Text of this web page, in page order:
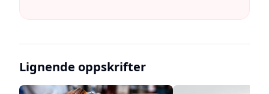
Lignende oppskrifter